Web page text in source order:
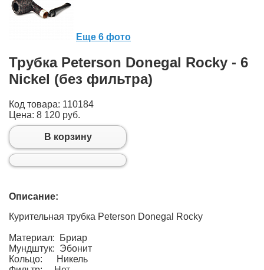
Еще 6 фото
Трубка Peterson Donegal Rocky - 6
Nickel (без фильтра)
Код товара: 110184
Цена: 8 120 руб.
В корзину
Описание:
Курительная трубка Peterson Donegal Rocky
Материал: Бриар
Мундштук: Эбонит
Кольцо: Никель